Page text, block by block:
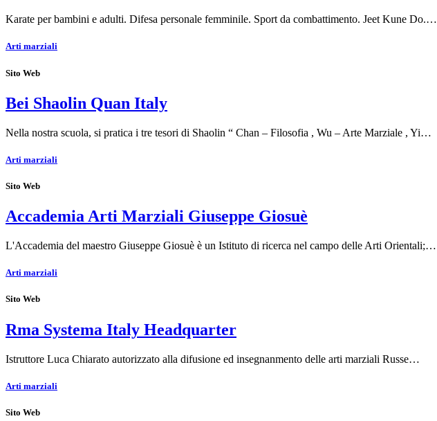
Karate per bambini e adulti. Difesa personale femminile. Sport da combattimento. Jeet Kune Do.…
Arti marziali
Sito Web
Bei Shaolin Quan Italy
Nella nostra scuola, si pratica i tre tesori di Shaolin “ Chan – Filosofia , Wu – Arte Marziale , Yi…
Arti marziali
Sito Web
Accademia Arti Marziali Giuseppe Giosuè
L'Accademia del maestro Giuseppe Giosuè è un Istituto di ricerca nel campo delle Arti Orientali;…
Arti marziali
Sito Web
Rma Systema Italy Headquarter
Istruttore Luca Chiarato autorizzato alla difusione ed insegnanmento delle arti marziali Russe…
Arti marziali
Sito Web